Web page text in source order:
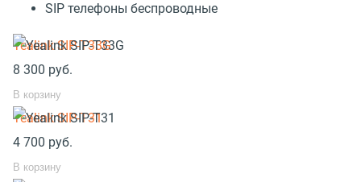
SIP телефоны беспроводные
Yealink SIP-T33G
8 300 руб.
В корзину
Yealink SIP-T31
4 700 руб.
В корзину